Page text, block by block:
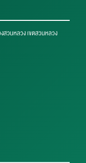
วนหลวง เขตสวนหลวง